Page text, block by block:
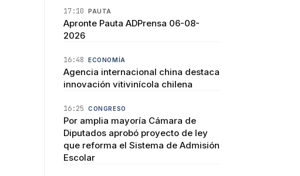
17:10 PAUTA
Apronte Pauta ADPrensa 06-08-
2026
16:48 ECONOMÍA
Agencia internacional china destaca
innovación vitivinícola chilena
16:25 CONGRESO
Por amplia mayoría Cámara de
Diputados aprobó proyecto de ley
que reforma el Sistema de Admisión
Escolar